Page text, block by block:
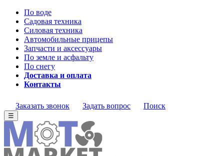
По воде
Садовая техника
Силовая техника
Автомобильные прицепы
Запчасти и аксессуары
По земле и асфальту
По снегу
Доставка и оплата
Контакты
Заказать звонок Задать вопрос Поиск
☰